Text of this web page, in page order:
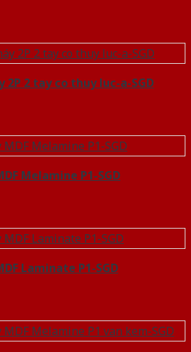
2P 2 tay co thuy luc-a-SGD
Melamine P1-SGD
Laminate P1-SGD